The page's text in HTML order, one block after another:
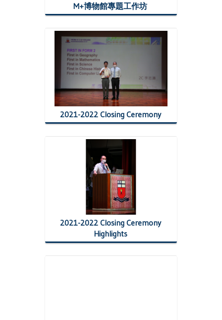
M+博物館專題工作坊
2021-2022 Closing Ceremony
2021-2022 Closing Ceremony
Highlights